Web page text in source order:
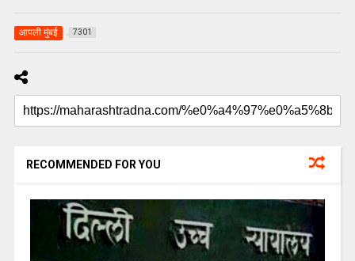
आपली मुंबई 7301
RECOMMENDED FOR YOU